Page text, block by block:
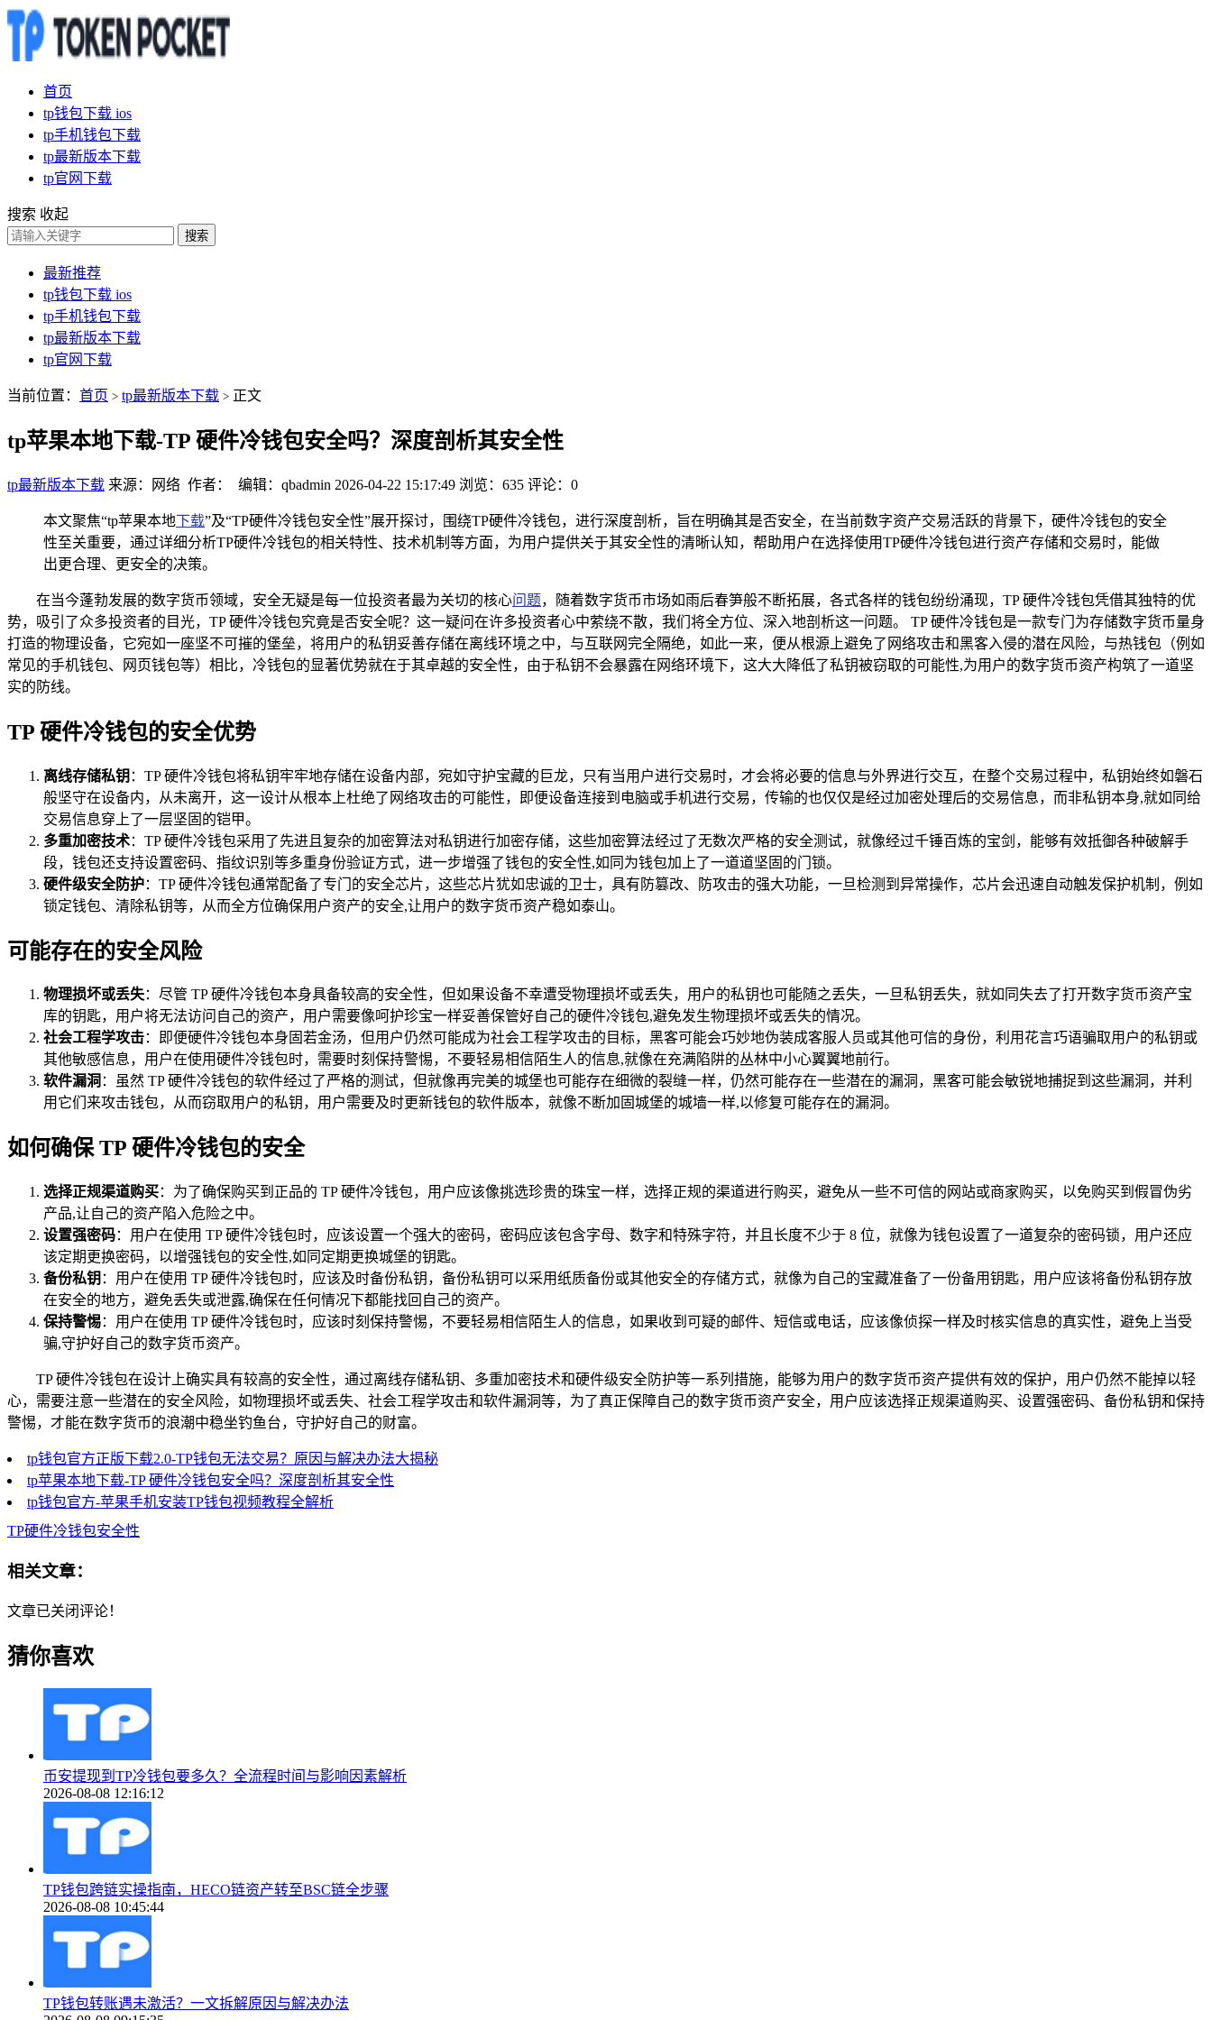
首页
tp钱包下载 ios
tp手机钱包下载
tp最新版本下载
tp官网下载
搜索 收起
搜索
最新推荐
tp钱包下载 ios
tp手机钱包下载
tp最新版本下载
tp官网下载
当前位置： 首页 > tp最新版本下载 > 正文
tp苹果本地下载-TP 硬件冷钱包安全吗？深度剖析其安全性
tp最新版本下载 来源：网络 作者： 编辑：qbadmin 2026-04-22 15:17:49 浏览：635 评论：0
本文聚焦“tp苹果本地下载”及“TP硬件冷钱包安全性”展开探讨，围绕TP硬件冷钱包，进行深度剖析，旨在明确其是否安全，在当前数字资产交易活跃的背景下，硬件冷钱包的安全
性至关重要，通过详细分析TP硬件冷钱包的相关特性、技术机制等方面，为用户提供关于其安全性的清晰认知，帮助用户在选择使用TP硬件冷钱包进行资产存储和交易时，能做
出更合理、更安全的决策。
在当今蓬勃发展的数字货币领域，安全无疑是每一位投资者最为关切的核心问题，随着数字货币市场如雨后春笋般不断拓展，各式各样的钱包纷纷涌现，TP 硬件冷钱包凭借其独特的优
势，吸引了众多投资者的目光，TP 硬件冷钱包究竟是否安全呢？这一疑问在许多投资者心中萦绕不散，我们将全方位、深入地剖析这一问题。 TP 硬件冷钱包是一款专门为存储数字货币量身
打造的物理设备，它宛如一座坚不可摧的堡垒，将用户的私钥妥善存储在离线环境之中，与互联网完全隔绝，如此一来，便从根源上避免了网络攻击和黑客入侵的潜在风险，与热钱包（例如
常见的手机钱包、网页钱包等）相比，冷钱包的显著优势就在于其卓越的安全性，由于私钥不会暴露在网络环境下，这大大降低了私钥被窃取的可能性,为用户的数字货币资产构筑了一道坚
实的防线。
TP 硬件冷钱包的安全优势
离线存储私钥 ：TP 硬件冷钱包将私钥牢牢地存储在设备内部，宛如守护宝藏的巨龙，只有当用户进行交易时，才会将必要的信息与外界进行交互，在整个交易过程中，私钥始终如磐石
般坚守在设备内，从未离开，这一设计从根本上杜绝了网络攻击的可能性，即便设备连接到电脑或手机进行交易，传输的也仅仅是经过加密处理后的交易信息，而非私钥本身,就如同给
交易信息穿上了一层坚固的铠甲。
多重加密技术：TP 硬件冷钱包采用了先进且复杂的加密算法对私钥进行加密存储，这些加密算法经过了无数次严格的安全测试，就像经过千锤百炼的宝剑，能够有效抵御各种破解手
段，钱包还支持设置密码、指纹识别等多重身份验证方式，进一步增强了钱包的安全性,如同为钱包加上了一道道坚固的门锁。
硬件级安全防护：TP 硬件冷钱包通常配备了专门的安全芯片，这些芯片犹如忠诚的卫士，具有防篡改、防攻击的强大功能，一旦检测到异常操作，芯片会迅速自动触发保护机制，例如
锁定钱包、清除私钥等，从而全方位确保用户资产的安全,让用户的数字货币资产稳如泰山。
可能存在的安全风险
物理损坏或丢失：尽管 TP 硬件冷钱包本身具备较高的安全性，但如果设备不幸遭受物理损坏或丢失，用户的私钥也可能随之丢失，一旦私钥丢失，就如同失去了打开数字货币资产宝
库的钥匙，用户将无法访问自己的资产，用户需要像呵护珍宝一样妥善保管好自己的硬件冷钱包,避免发生物理损坏或丢失的情况。
社会工程学攻击：即便硬件冷钱包本身固若金汤，但用户仍然可能成为社会工程学攻击的目标，黑客可能会巧妙地伪装成客服人员或其他可信的身份，利用花言巧语骗取用户的私钥或
其他敏感信息，用户在使用硬件冷钱包时，需要时刻保持警惕，不要轻易相信陌生人的信息,就像在充满陷阱的丛林中小心翼翼地前行。
软件漏洞 ：虽然 TP 硬件冷钱包的软件经过了严格的测试，但就像再完美的城堡也可能存在细微的裂缝一样，仍然可能存在一些潜在的漏洞，黑客可能会敏锐地捕捉到这些漏洞，并利
用它们来攻击钱包，从而窃取用户的私钥，用户需要及时更新钱包的软件版本，就像不断加固城堡的城墙一样,以修复可能存在的漏洞。
如何确保 TP 硬件冷钱包的安全
选择正规渠道购买：为了确保购买到正品的 TP 硬件冷钱包，用户应该像挑选珍贵的珠宝一样，选择正规的渠道进行购买，避免从一些不可信的网站或商家购买，以免购买到假冒伪劣
产品,让自己的资产陷入危险之中。
设置强密码：用户在使用 TP 硬件冷钱包时，应该设置一个强大的密码，密码应该包含字母、数字和特殊字符，并且长度不少于 8 位，就像为钱包设置了一道复杂的密码锁，用户还应
该定期更换密码，以增强钱包的安全性,如同定期更换城堡的钥匙。
备份私钥 ：用户在使用 TP 硬件冷钱包时，应该及时备份私钥，备份私钥可以采用纸质备份或其他安全的存储方式，就像为自己的宝藏准备了一份备用钥匙，用户应该将备份私钥存放
在安全的地方，避免丢失或泄露,确保在任何情况下都能找回自己的资产。
保持警惕：用户在使用 TP 硬件冷钱包时，应该时刻保持警惕，不要轻易相信陌生人的信息，如果收到可疑的邮件、短信或电话，应该像侦探一样及时核实信息的真实性，避免上当受
骗,守护好自己的数字货币资产。
TP 硬件冷钱包在设计上确实具有较高的安全性，通过离线存储私钥、多重加密技术和硬件级安全防护等一系列措施，能够为用户的数字货币资产提供有效的保护，用户仍然不能掉以轻
心，需要注意一些潜在的安全风险，如物理损坏或丢失、社会工程学攻击和软件漏洞等，为了真正保障自己的数字货币资产安全，用户应该选择正规渠道购买、设置强密码、备份私钥和保持
警惕，才能在数字货币的浪潮中稳坐钓鱼台，守护好自己的财富。
tp钱包官方正版下载2.0-TP钱包无法交易？原因与解决办法大揭秘
tp苹果本地下载-TP 硬件冷钱包安全吗？深度剖析其安全性
tp钱包官方-苹果手机安装TP钱包视频教程全解析
TP硬件冷钱包安全性
相关文章：
文章已关闭评论！
猜你喜欢
币安提现到TP冷钱包要多久？全流程时间与影响因素解析
2026-08-08 12:16:12
TP钱包跨链实操指南，HECO链资产转至BSC链全步骤
2026-08-08 10:45:44
TP钱包转账遇未激活？一文拆解原因与解决办法